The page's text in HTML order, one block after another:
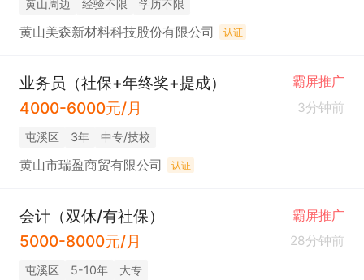
黄山周边 经验不限 学历不限
黄山美森新材料科技股份有限公司 认证
业务员（社保+年终奖+提成） 霸屏推广
4000-6000元/月 3分钟前
屯溪区 3年 中专/技校
黄山市瑞盈商贸有限公司 认证
会计（双休/有社保） 霸屏推广
5000-8000元/月 28分钟前
屯溪区 5-10年 大专